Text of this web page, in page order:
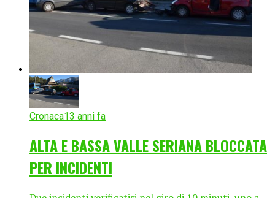
Cronaca13 anni fa
ALTA E BASSA VALLE SERIANA BLOCCATA
PER INCIDENTI